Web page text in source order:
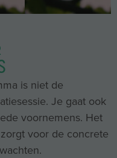
is niet de
Je gaat ook
voornemens. Het
voor de concrete